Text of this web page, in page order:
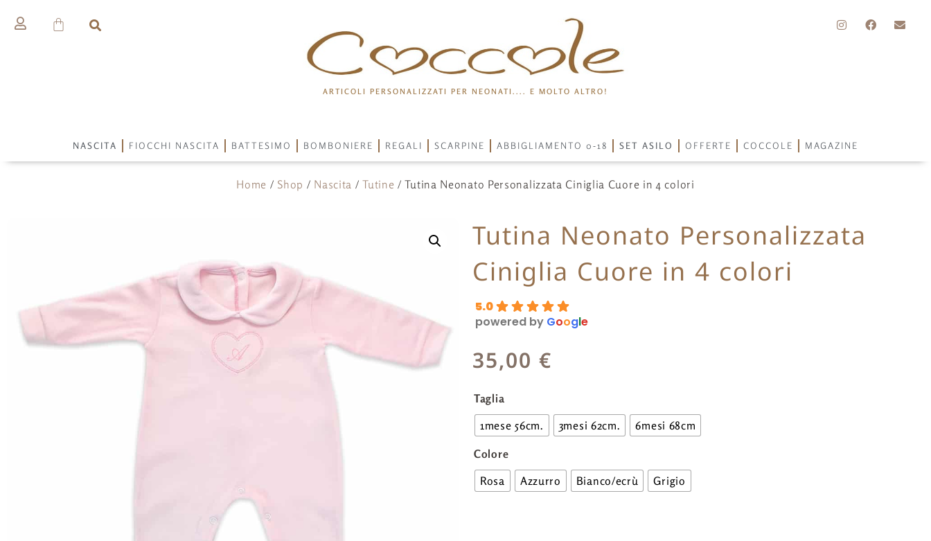
ARTICOLI PERSONALIZZATI PER NEONATI.... E MOLTO ALTRO!
NASCITA FIOCCHI NASCITA BATTESIMO BOMBONIERE REGALI SCARPINE ABBIGLIAMENTO 0-18 SET ASILO OFFERTE COCCOLE MAGAZINE
Home / Shop / Nascita /Tutine / Tutina Neonato Personalizzata Ciniglia Cuore in 4 colori
Tutina Neonato Personalizzata
Ciniglia Cuore in 4 colori
5.0
powered by Google
35,00 €
Taglia
1mese 56cm.
3mesi 62cm. 6mesi 68cm
Colore
Rosa
Azzurro Bianco/ecrù Grigio